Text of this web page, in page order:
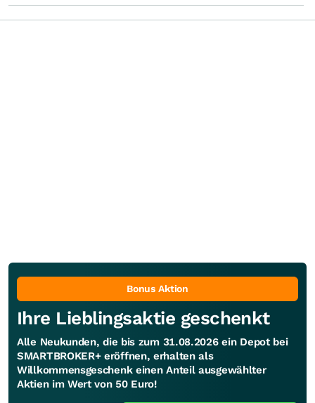
Bonus Aktion
Ihre Lieblingsaktie geschenkt
Alle Neukunden, die bis zum 31.08.2026 ein Depot bei
SMARTBROKER+ eröffnen, erhalten als
Willkommensgeschenk einen Anteil ausgewählter
Aktien im Wert von 50 Euro!